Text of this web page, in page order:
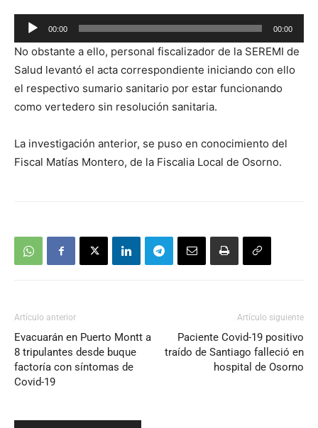
Reproductor
de
audio
00:00 00:00
No obstante a ello, personal fiscalizador de la SEREMI de
Salud levantó el acta correspondiente iniciando con ello
el respectivo sumario sanitario por estar funcionando
como vertedero sin resolución sanitaria.
La investigación anterior, se puso en conocimiento del
Fiscal Matías Montero, de la Fiscalia Local de Osorno.
Artículo anterior
Evacuarán en Puerto Montt a
8 tripulantes desde buque
factoría con síntomas de
Covid-19
Artículo siguiente
Paciente Covid-19 positivo
traído de Santiago falleció en
hospital de Osorno